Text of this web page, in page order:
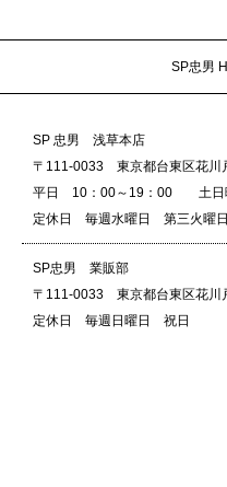
SP忠男
SP 忠男 浅草本店
〒111-0033 東京都台東区花川
平日 10：00～19：00 土日
定休日 毎週水曜日 第三火曜日
SP忠男 業販部
〒111-0033 東京都台東区花川
定休日 毎週日曜日 祝日